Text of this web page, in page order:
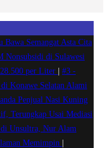
Bawa Semangat Asta Cita
Nonsubsidi di Sulawesi
per Liter
#3 -
Konawe Selatan Alami
Penjual Nasi Kuning
Terungkap Usai Mediasi
Unsultra, Nur Alam
Memimpin